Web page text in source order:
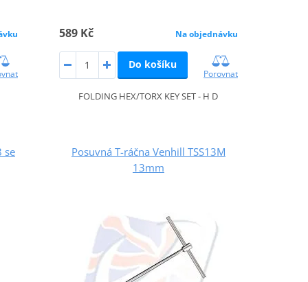
589 Kč Na objednávku
Do košíku
Porovnat
FOLDING HEX/TORX KEY SET - H D
se
Posuvná T-ráčna Venhill TSS13M
13mm